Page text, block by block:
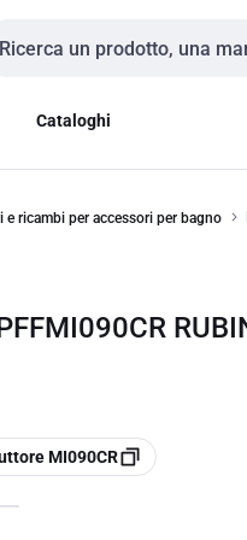
input
Cataloghi
e ricambi per accessori per bagno
MI090CR